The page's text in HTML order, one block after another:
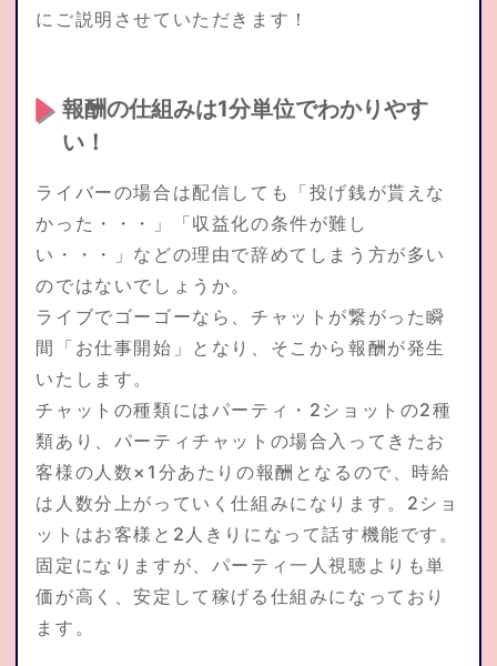
にご説明させていただきます！
報酬の仕組みは1分単位でわかりやす
い！
ライバーの場合は配信しても「投げ銭が貰えな
かった・・・」「収益化の条件が難し
い・・・」などの理由で辞めてしまう方が多い
のではないでしょうか。
ライブでゴーゴーなら、チャットが繋がった瞬
間「お仕事開始」となり、そこから報酬が発生
いたします。
チャットの種類にはパーティ・2ショットの2種
類あり、パーティチャットの場合入ってきたお
客様の人数×1分あたりの報酬となるので、時給
は人数分上がっていく仕組みになります。2ショ
ットはお客様と2人きりになって話す機能です。
固定になりますが、パーティ一人視聴よりも単
価が高く、安定して稼げる仕組みになっており
ます。